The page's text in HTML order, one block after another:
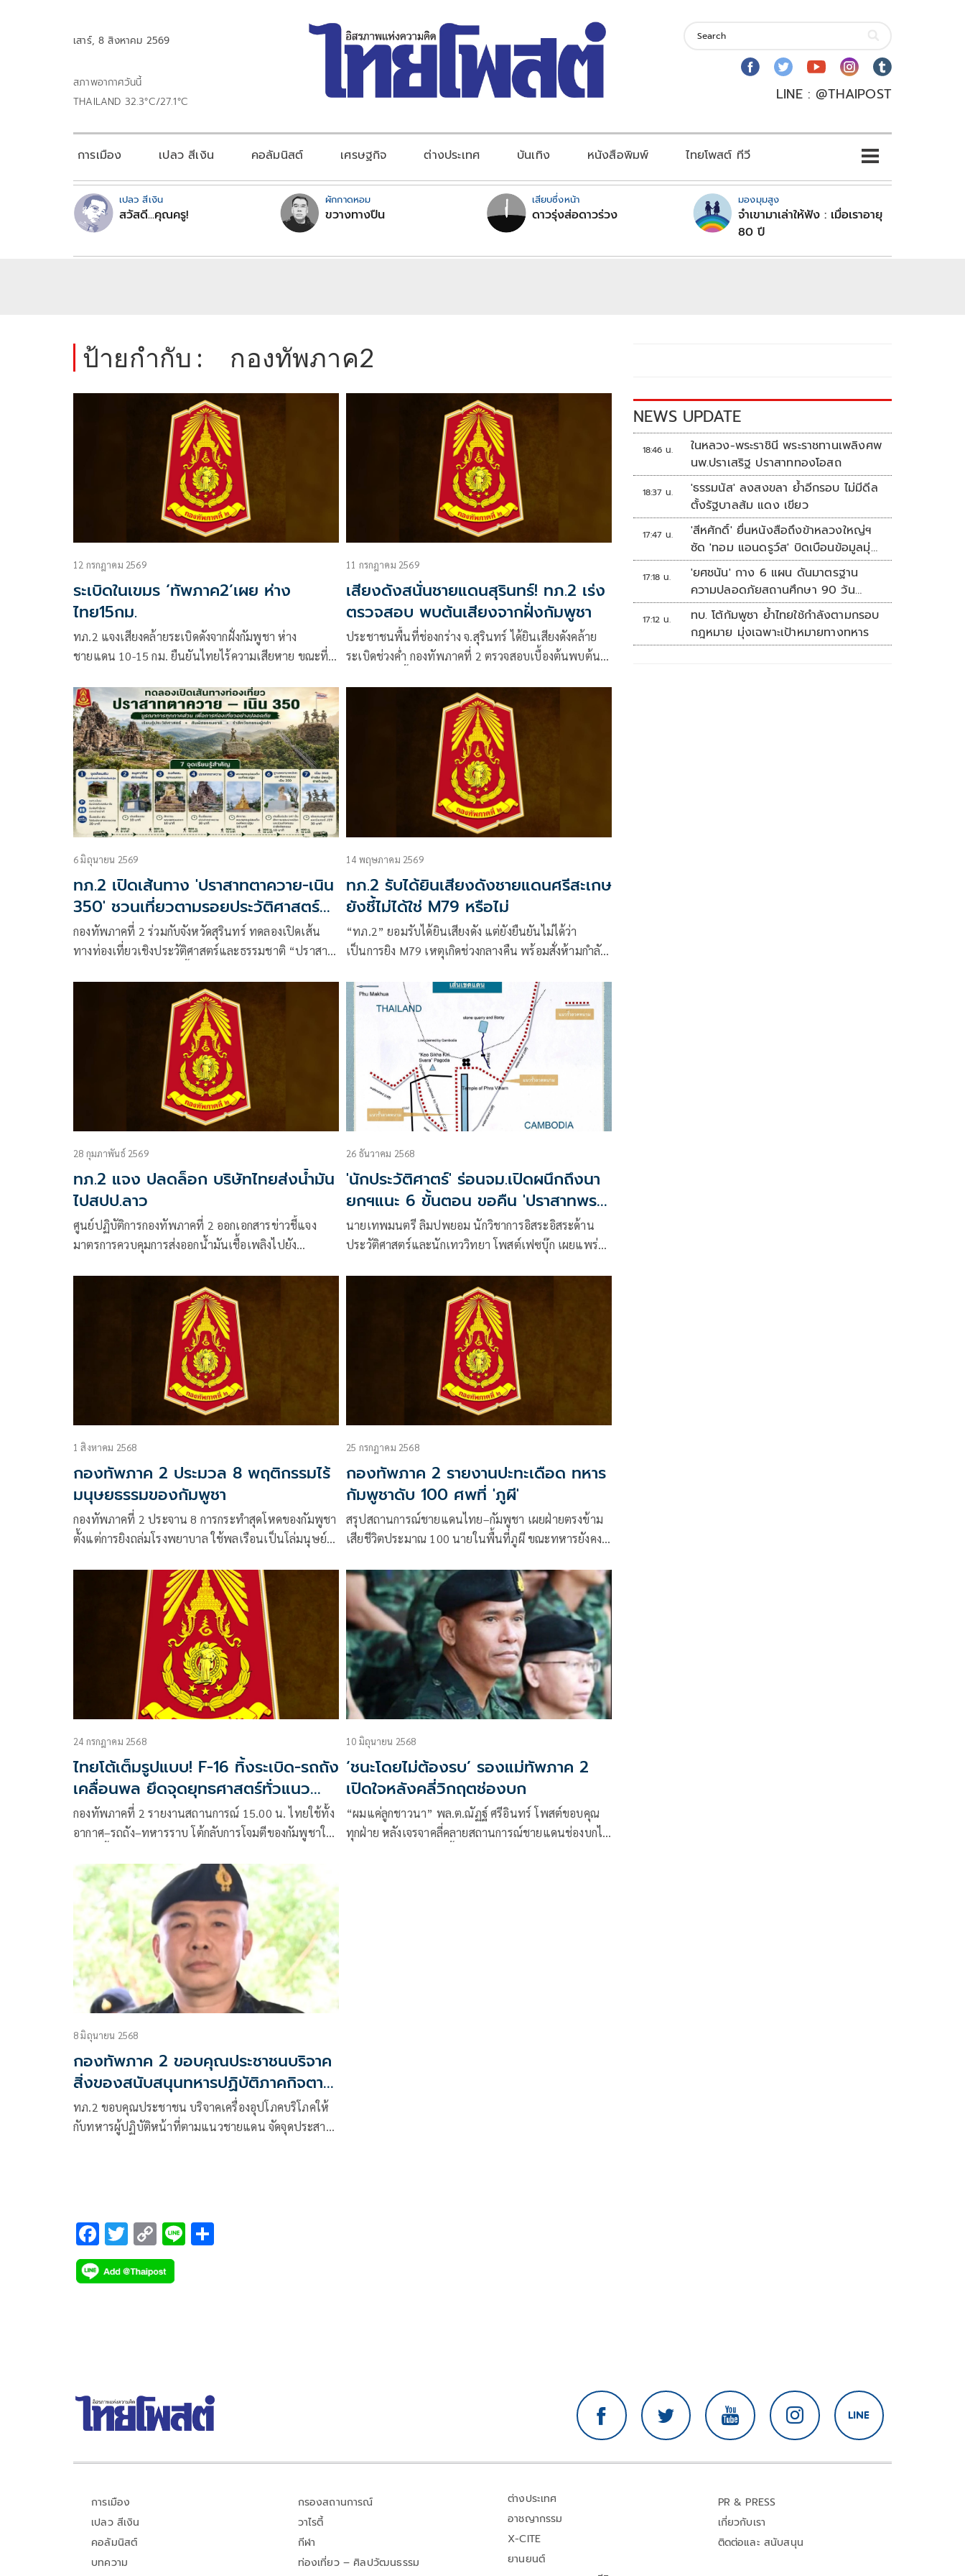
เสาร์, 8 สิงหาคม 2569
สภาพอากาศวันนี้
THAILAND 32.3°C/27.1°C
LINE : @THAIPOST
การเมือง เปลว สีเงิน คอลัมนิสต์ เศรษฐกิจ ต่างประเทศ บันเทิง หนังสือพิมพ์ ไทยโพสต์ ทีวี
เปลว สีเงิน
สวัสดี...คุณครู!
ผักกาดหอม
ขวางทางปืน
เสียบซึ่งหน้า
ดาวรุ่งส่อดาวร่วง
มองมุมสูง
จำเขามาเล่าให้ฟัง : เมื่อเราอายุ
80 ปี
ป้ายกำกับ : กองทัพภาค2
12 กรกฎาคม 2569
ระเบิดในเขมร ‘ทัพภาค2’เผย ห่าง
ไทย15กม.
ทภ.2 แจงเสียงคล้ายระเบิดดังจากฝั่งกัมพูชา ห่าง
ชายแดน 10-15 กม. ยืนยันไทยไร้ความเสียหาย ขณะที่
“มณเฑียร-รังษี” สั่งเช็กความพร้อมรบ สแตนด์บายโรง
พยาบาลรับคนเจ็บ ย้ำแผนพิทักษ์พื้นที่ส่วนหลัง เซฟชีวิต
ชาวบ้าน-หนุนกำลังส่วนหน้าเต็มพิกัด
11 กรกฎาคม 2569
เสียงดังสนั่นชายแดนสุรินทร์! ทภ.2 เร่ง
ตรวจสอบ พบต้นเสียงจากฝั่งกัมพูชา
ประชาชนพื้นที่ช่องกร่าง จ.สุรินทร์ ได้ยินเสียงดังคล้าย
ระเบิดช่วงค่ำ กองทัพภาคที่ 2 ตรวจสอบเบื้องต้นพบต้น
6 มิถุนายน 2569
ทภ.2 เปิดเส้นทาง 'ปราสาทตาควาย-เนิน
350' ชวนเที่ยวตามรอยประวัติศาสตร์
ชายแดนสุรินทร์
กองทัพภาคที่ 2 ร่วมกับจังหวัดสุรินทร์ ทดลองเปิดเส้น
ทางท่องเที่ยวเชิงประวัติศาสตร์และธรรมชาติ “ปราสาท
ให้นักท่องเที่ยวเรียนรู้เรื่องราวสำคัญของพื้นที่ชายแดน
14 พฤษภาคม 2569
ทภ.2 รับได้ยินเสียงดังชายแดนศรีสะเกษ
ยังชี้ไม่ได้ใช่ M79 หรือไม่
“ทภ.2” ยอมรับได้ยินเสียงดัง แต่ยังยืนยันไม่ได้ว่า
เป็นการยิง M79 เหตุเกิดช่วงกลางคืน พร้อมสั่งห้ามกำลัง
28 กุมภาพันธ์ 2569
ทภ.2 แจง ปลดล็อก บริษัทไทยส่งน้ำมัน
ไปสปป.ลาว
ศูนย์ปฏิบัติการกองทัพภาคที่ 2 ออกเอกสารข่าวชี้แจง
มาตรการควบคุมการส่งออกน้ำมันเชื้อเพลิงไปยัง
กับการส่งออกน้ำมันเชื้อเพลิงไปยังสาธารณรั
26 ธันวาคม 2568
'นักประวัติศาตร์' ร่อนจม.เปิดผนึกถึงนา
ยกฯแนะ 6 ขั้นตอน ขอคืน 'ปราสาทพระ
วิหาร'
นายเทพมนตรี ลิมปพยอม นักวิชาการอิสระอิสระด้าน
ประวัติศาสตร์และนักเทววิทยา โพสต์เฟซบุ๊ก เผยแพร่
ข้อสงวนสิทธิ์ เรียน ฯพณฯท่านนายกรัฐมนตรี มีใจความ
1 สิงหาคม 2568
กองทัพภาค 2 ประมวล 8 พฤติกรรมไร้
มนุษยธรรมของกัมพูชา
กองทัพภาคที่ 2 ประจาน 8 การกระทำสุดโหดของกัมพูชา
ตั้งแต่การยิงถล่มโรงพยาบาล ใช้พลเรือนเป็นโล่มนุษย์
ขอให้ประชาคมโลกตั้งคำถามถึงความชอบธรรมของอีก
ฝ่ายอย่างจริงจัง
25 กรกฎาคม 2568
กองทัพภาค 2 รายงานปะทะเดือด ทหาร
กัมพูชาดับ 100 ศพที่ 'ภูผี'
สรุปสถานการณ์ชายแดนไทย–กัมพูชา เผยฝ่ายตรงข้าม
เสียชีวิตประมาณ 100 นายในพื้นที่ภูผี ขณะทหารยังคง
63,000 คนออกจากพื้นที่เสี่ยง และตั้งโรงครัว
พระราชทาน–รถครัวสนามดูแลผู้ประสบภัยกว่า 52,000
กล่องต่อวัน
24 กรกฎาคม 2568
ไทยโต้เต็มรูปแบบ! F-16 ทิ้งระเบิด-รถถัง
เคลื่อนพล ยึดจุดยุทธศาสตร์ทั่วแนว
ชายแดน
กองทัพภาคที่ 2 รายงานสถานการณ์ 15.00 น. ไทยใช้ทั้ง
อากาศ–รถถัง–ทหารราบ โต้กลับการโจมตีของกัมพูชาใน
รอบปราสาท
10 มิถุนายน 2568
‘ชนะโดยไม่ต้องรบ’ รองแม่ทัพภาค 2
เปิดใจหลังคลี่วิกฤตช่องบก
“ผมแค่ลูกชาวนา” พล.ต.ณัฏฐ์ ศรีอินทร์ โพสต์ขอบคุณ
ทุกฝ่าย หลังเจรจาคลี่คลายสถานการณ์ชายแดนช่องบกได้
8 มิถุนายน 2568
กองทัพภาค 2 ขอบคุณประชาชนบริจาค
สิ่งของสนับสนุนทหารปฏิบัติภาคกิจตาม
แนวชายแดน
ทภ.2 ขอบคุณประชาชน บริจาคเครื่องอุปโภคบริโภคให้
กับทหารผู้ปฏิบัติหน้าที่ตามแนวชายแดน จัดจุดประสาน
F
ac
e
T
wi
tt
C
o
p
Li
NEWS UPDATE
18:46 น.
ในหลวง-พระราชินี พระราชทานเพลิงศพ
นพ.ปราเสริฐ ปราสาททองโอสถ
18:37 น.
'ธรรมนัส' ลงสงขลา ย้ำอีกรอบ ไม่มีดีล
ตั้งรัฐบาลส้ม แดง เขียว
17:47 น.
'สีหศักดิ์' ยื่นหนังสือถึงข้าหลวงใหญ่ฯ
ซัด 'ทอม แอนดรูว์ส' บิดเบือนข้อมูลมุ่ง
แสวงหาผลประโยชน์ทางการเมือง
17:18 น.
'ยศชนัน' กาง 6 แผน ดันมาตรฐาน
ความปลอดภัยสถานศึกษา 90 วัน
ป้องกันก่อเหตุรุนแรง
17:12 น.
ทบ. โต้กัมพูชา ย้ำไทยใช้กำลังตามกรอบ
กฎหมาย มุ่งเฉพาะเป้าหมายทางทหาร
การเมือง
เปลว สีเงิน
คอลัมนิสต์
บทความ
กรองสถานการณ์
วาไรตี้
กีฬา
ท่องเที่ยว – ศิลปวัฒนธรรม
ต่างประเทศ
อาชญากรรม
X-CITE
ยานยนต์
PR & PRESS
เกี่ยวกับเรา
ติดต่อและ สนับสนุน